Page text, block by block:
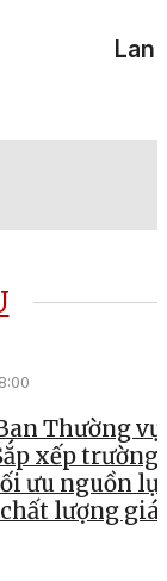
Lan
Thường vụ
xếp trường
ưu nguồn
lượng